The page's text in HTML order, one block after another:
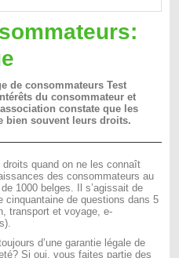
de consommateurs Test
du consommateur et
constate que les
bien souvent leurs droits.
quand on ne les connaît
des consommateurs au
1000 belges. Il s’agissait de
cinquantaine de questions dans 5
transport et voyage, e-
d’une garantie légale de
Si oui, vous faites partie des